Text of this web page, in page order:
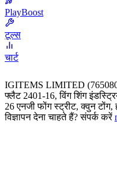
PlayBoost
टूल्स
चार्ट
IGITEMS LIMITED
फ्लैट 2401-16, विंग शिंग
26 एनजी फोंग स्ट्रीट, क्वुन टोंग,
विज्ञापन देना चाहते हैं? संपर्क करें